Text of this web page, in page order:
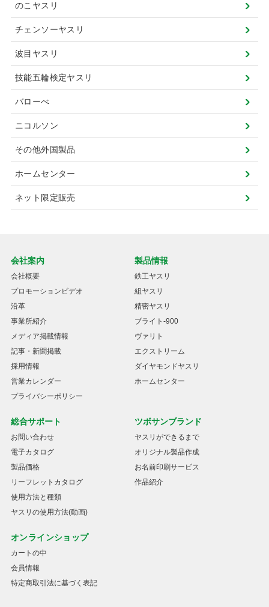
のこヤスリ
チェンソーヤスリ
波目ヤスリ
技能五輪検定ヤスリ
バローべ
ニコルソン
その他外国製品
ホームセンター
ネット限定販売
会社案内
会社概要
プロモーションビデオ
沿革
事業所紹介
メディア掲載情報
記事・新聞掲載
採用情報
営業カレンダー
プライバシーポリシー
製品情報
鉄工ヤスリ
組ヤスリ
精密ヤスリ
ブライト-900
ヴァリト
エクストリーム
ダイヤモンドヤスリ
ホームセンター
総合サポート
お問い合わせ
電子カタログ
製品価格
リーフレットカタログ
使用方法と種類
ヤスリの使用方法(動画)
ツボサンブランド
ヤスリができるまで
オリジナル製品作成
お名前印刷サービス
作品紹介
オンラインショップ
カートの中
会員情報
特定商取引法に基づく表記